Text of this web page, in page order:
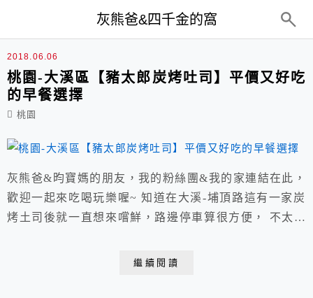
灰熊爸&四千金的窩
早餐
2018.06.06
桃園-大溪區【豬太郎炭烤吐司】平價又好吃
的早餐選擇
桃園
灰熊爸&昀寶媽的朋友，我的粉絲團&我的家連結在此，
歡迎一起來吃喝玩樂喔~ 知道在大溪-埔頂路這有一家炭
烤土司後就一直想來嚐鮮，路邊停車算很方便， 不太顯
先電話預約。 總匯吐司價格最高，其餘的口味$25~$50
繼續閱讀